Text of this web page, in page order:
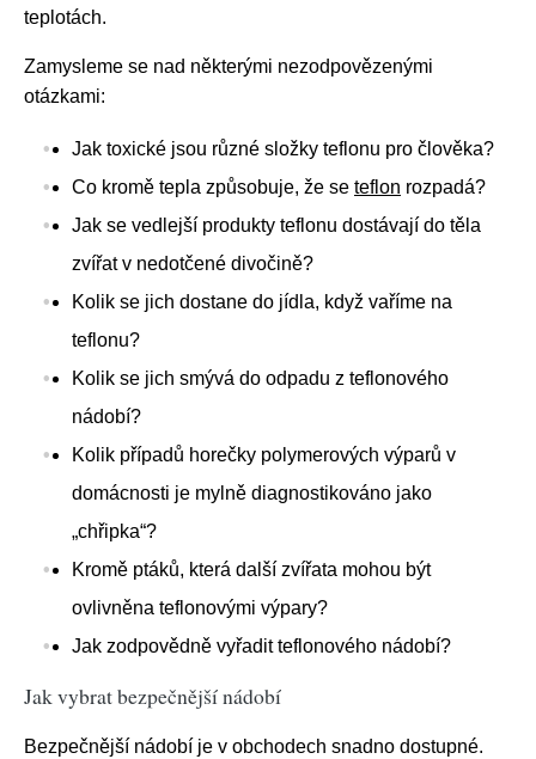
teplotách.
Zamysleme se nad některými nezodpovězenými
otázkami:
Jak toxické jsou různé složky teflonu pro člověka?
Co kromě tepla způsobuje, že se teflon rozpadá?
Jak se vedlejší produkty teflonu dostávají do těla
zvířat v nedotčené divočině?
Kolik se jich dostane do jídla, když vaříme na
teflonu?
Kolik se jich smývá do odpadu z teflonového
nádobí?
Kolik případů horečky polymerových výparů v
domácnosti je mylně diagnostikováno jako
„chřipka“?
Kromě ptáků, která další zvířata mohou být
ovlivněna teflonovými výpary?
Jak zodpovědně vyřadit teflonového nádobí?
Jak vybrat bezpečnější nádobí
Bezpečnější nádobí je v obchodech snadno dostupné.